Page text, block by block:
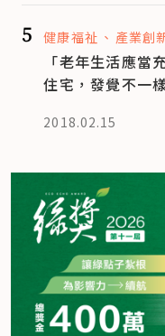
5 健康福祉 產業創
「老年生活應當
住宅，發覺不一
2018.02.15